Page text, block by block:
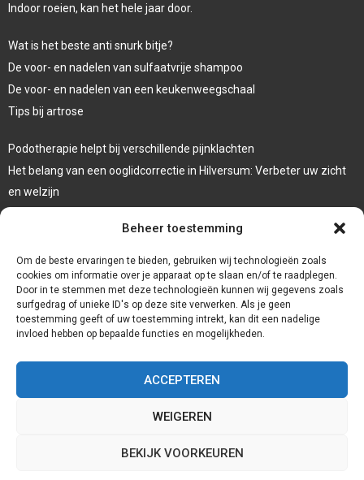
Beheer toestemming
Om de beste ervaringen te bieden, gebruiken wij technologieën zoals
cookies om informatie over je apparaat op te slaan en/of te raadplegen.
Door in te stemmen met deze technologieën kunnen wij gegevens zoals
surfgedrag of unieke ID's op deze site verwerken. Als je geen
toestemming geeft of uw toestemming intrekt, kan dit een nadelige
invloed hebben op bepaalde functies en mogelijkheden.
ACCEPTEREN
WEIGEREN
BEKIJK VOORKEUREN
Indoor roeien, kan het hele jaar door.
Wat is het beste anti snurk bitje?
De voor- en nadelen van sulfaatvrije shampoo
De voor- en nadelen van een keukenweegschaal
Tips bij artrose
Podotherapie helpt bij verschillende pijnklachten
Het belang van een ooglidcorrectie in Hilversum: Verbeter uw zicht
en welzijn
Veelgebruikte behandeltechnieken in de fysiotherapie